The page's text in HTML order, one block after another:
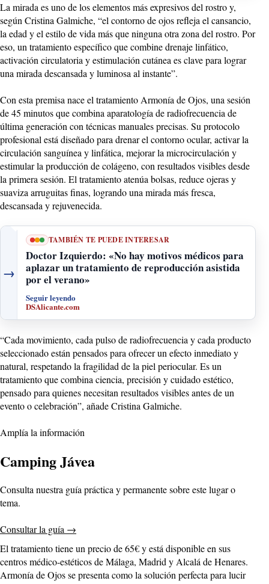
La mirada es uno de los elementos más expresivos del rostro y,
según Cristina Galmiche, “el contorno de ojos refleja el cansancio,
la edad y el estilo de vida más que ninguna otra zona del rostro. Por
eso, un tratamiento específico que combine drenaje linfático,
activación circulatoria y estimulación cutánea es clave para lograr
una mirada descansada y luminosa al instante”.
Con esta premisa nace el tratamiento Armonía de Ojos, una sesión
de 45 minutos que combina aparatología de radiofrecuencia de
última generación con técnicas manuales precisas. Su protocolo
profesional está diseñado para drenar el contorno ocular, activar la
circulación sanguínea y linfática, mejorar la microcirculación y
estimular la producción de colágeno, con resultados visibles desde
la primera sesión. El tratamiento atenúa bolsas, reduce ojeras y
suaviza arruguitas finas, logrando una mirada más fresca,
descansada y rejuvenecida.
→
TAMBIÉN TE PUEDE INTERESAR
Doctor Izquierdo: «No hay motivos médicos para
aplazar un tratamiento de reproducción asistida
por el verano»
Seguir leyendo
DSAlicante.com
“Cada movimiento, cada pulso de radiofrecuencia y cada producto
seleccionado están pensados para ofrecer un efecto inmediato y
natural, respetando la fragilidad de la piel periocular. Es un
tratamiento que combina ciencia, precisión y cuidado estético,
pensado para quienes necesitan resultados visibles antes de un
evento o celebración”, añade Cristina Galmiche.
Amplía la información
Camping Jávea
Consulta nuestra guía práctica y permanente sobre este lugar o
tema.
Consultar la guía →
El tratamiento tiene un precio de 65€ y está disponible en sus
centros médico-estéticos de Málaga, Madrid y Alcalá de Henares.
Armonía de Ojos se presenta como la solución perfecta para lucir